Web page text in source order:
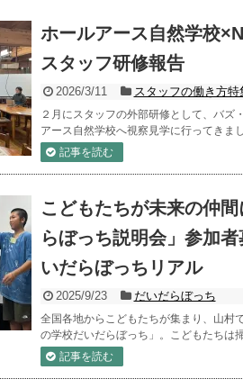
ホールアース自然学校
スタッフ研修報告
2026/3/11 スタッフの働き方特
２月にスタッフの外部研修として、バズ
アース自然学校へ視察見学に行ってきま
記事を読む
こどもたちが未来の仲
らぼっち説明会」参加
いだらぼっちリアル
2025/9/23 だいだらぼっち
全国各地からこどもたちが集まり、山村
の学校だいだらぼっち」。こどもたちは
記事を読む